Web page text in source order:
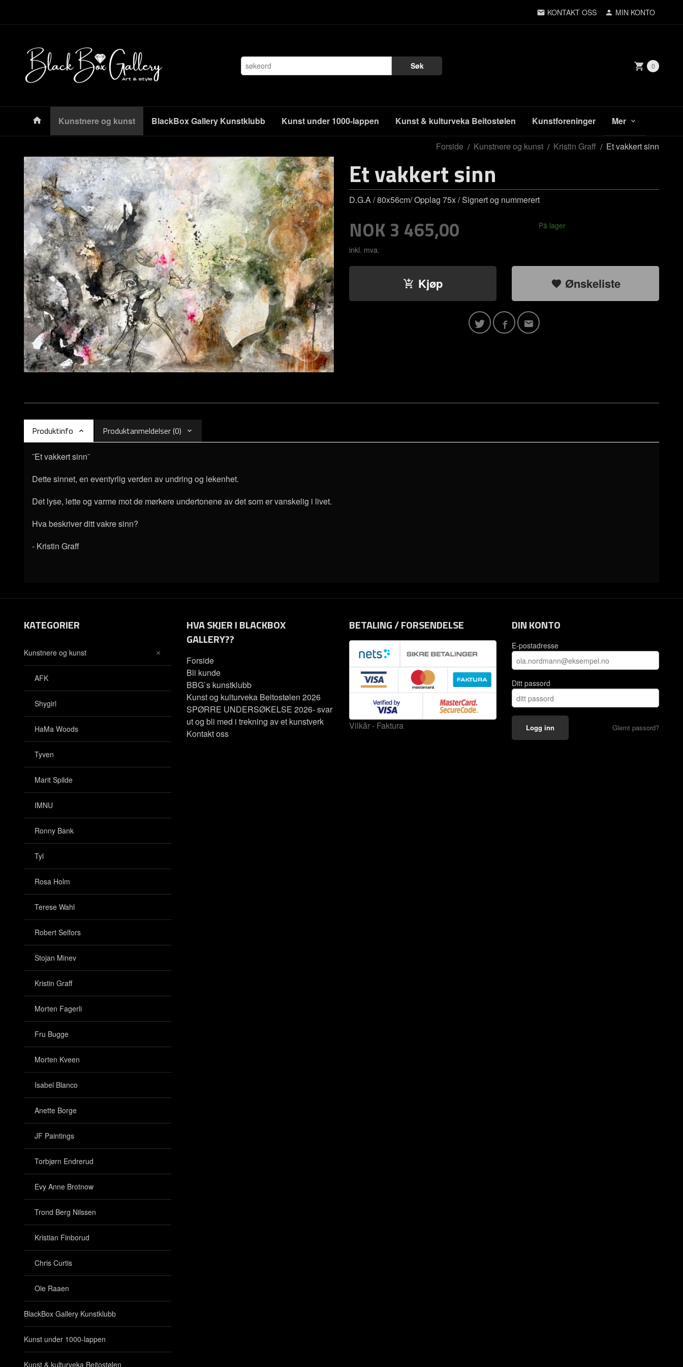
KONTAKT OSS MIN KONTO
Søk 0
Produkter
Kunstnere og kunst BlackBox Gallery Kunstklubb Kunst under 1000-lappen Kunst & kulturveka Beitostølen Kunstforeninger Mer
Forside Kunstnere og kunst Kristin Graff Et vakkert sinn
Et vakkert sinn
D.G.A / 80x56cm/ Opplag 75x / Signert og nummerert
Pris
NOK 3 465,00
inkl. mva.
På lager
Kjøp Ønskeliste
Produktinfo Produktanmeldelser (0)
¨Et vakkert sinn¨
Dette sinnet, en eventyrlig verden av undring og lekenhet.
Det lyse, lette og varme mot de mørkere undertonene av det som er vanskelig i livet.
Hva beskriver ditt vakre sinn?
- Kristin Graff
KATEGORIER
Kunstnere og kunst
AFK
Shygirl
HaMa Woods
Tyven
Marit Spilde
IMNU
Ronny Bank
Tyl
Rosa Holm
Terese Wahl
Robert Selfors
Stojan Minev
Kristin Graff
Morten Fagerli
Fru Bugge
Morten Kveen
Isabel Blanco
Anette Borge
JF Paintings
Torbjørn Endrerud
Evy Anne Brotnow
Trond Berg Nilssen
Kristian Finborud
Chris Curtis
Ole Raaen
BlackBox Gallery Kunstklubb
Kunst under 1000-lappen
Kunst & kulturveka Beitostølen
HVA SKJER I BLACKBOX
GALLERY??
Forside
Bli kunde
BBG`s kunstklubb
Kunst og kulturveka Beitostølen 2026
SPØRRE UNDERSØKELSE 2026- svar
ut og bli med i trekning av et kunstverk
Kontakt oss
BETALING / FORSENDELSE
Vilkår - Faktura
DIN KONTO
E-postadresse
Ditt passord
Glemt passord?